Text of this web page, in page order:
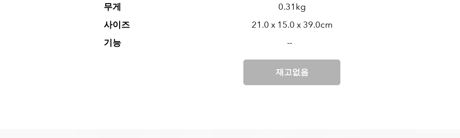
무게 0.31kg
사이즈 21.0 x 15.0 x 39.0cm
기능 --
재고없음